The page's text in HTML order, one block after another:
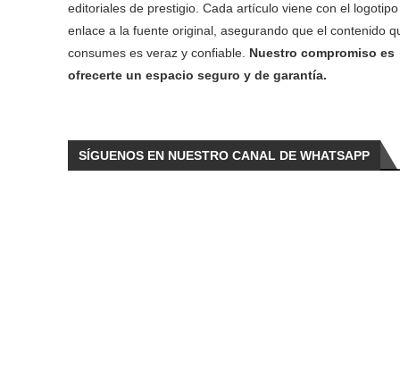
editoriales de prestigio. Cada artículo viene con el
enlace a la fuente original, asegurando que el contenido
consumes es veraz y confiable. Nuestro compromiso es
ofrecerte un espacio seguro y de garantía.
SÍGUENOS EN NUESTRO CANAL DE WHATSAPP